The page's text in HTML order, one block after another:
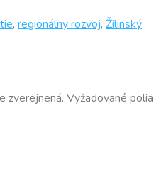
, regionálny rozvoj, Žilinský
zverejnená. Vyžadované polia